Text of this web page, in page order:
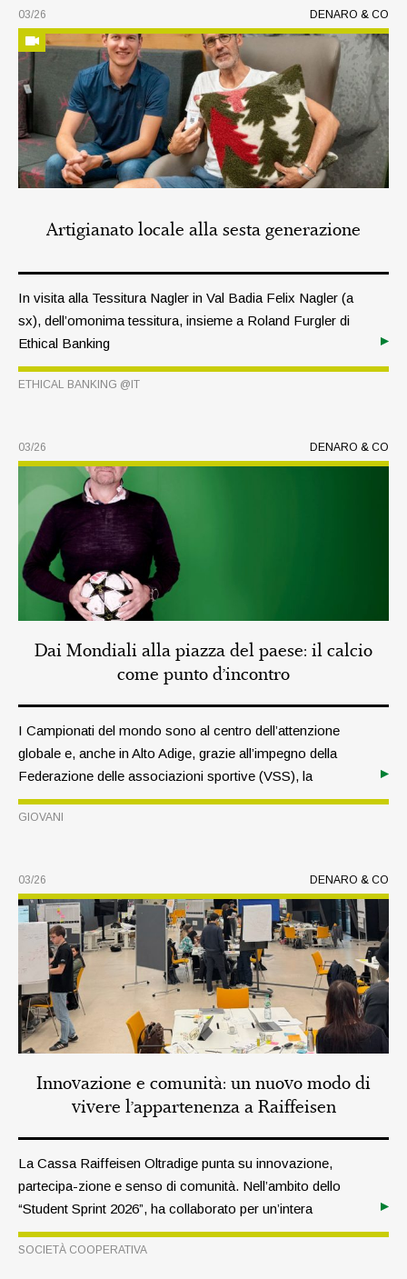
DENARO & CO
03/26
Artigianato locale alla sesta generazione
In visita alla Tessitura Nagler in Val Badia Felix Nagler (a
sx), dell’omonima tessitura, insieme a Roland Furgler di
Ethical Banking
ETHICAL BANKING @IT
DENARO & CO
03/26
Dai Mondiali alla piazza del paese: il calcio
come punto d’incontro
I Campionati del mondo sono al centro dell’attenzione
globale e, anche in Alto Adige, grazie all’impegno della
Federazione delle associazioni sportive (VSS), la
passione per il calcio viene vissuta con entusiasmo. In
un’intervista con Armin Kager, responsabile di questo
GIOVANI
DENARO & CO
03/26
Innovazione e comunità: un nuovo modo di
vivere l’appartenenza a Raiffeisen
La Cassa Raiffeisen Oltradige punta su innovazione,
partecipa-zione e senso di comunità. Nell’ambito dello
“Student Sprint 2026”, ha collaborato per un’intera
settimana con giovani provenienti da tutta Europa con
l’obiettivo di ripensare il significato dello status di socio.
SOCIETÀ COOPERATIVA